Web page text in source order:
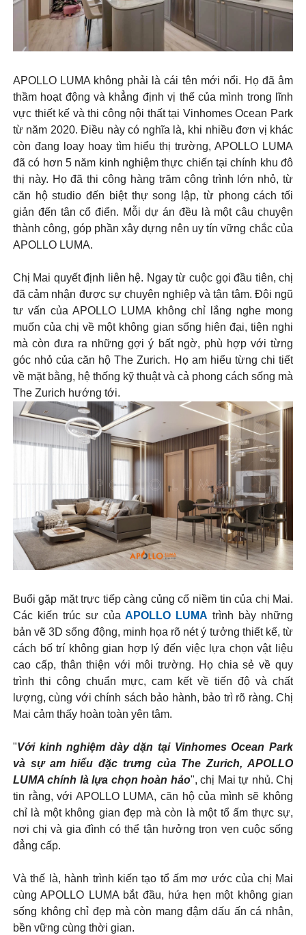
APOLLO LUMA không phải là cái tên mới nổi. Họ đã âm
thầm hoạt động và khẳng định vị thế của mình trong lĩnh
vực thiết kế và thi công nội thất tại Vinhomes Ocean Park
từ năm 2020. Điều này có nghĩa là, khi nhiều đơn vị khác
còn đang loay hoay tìm hiểu thị trường, APOLLO LUMA
đã có hơn 5 năm kinh nghiệm thực chiến tại chính khu đô
thị này. Họ đã thi công hàng trăm công trình lớn nhỏ, từ
căn hộ studio đến biệt thự song lập, từ phong cách tối
giản đến tân cổ điển. Mỗi dự án đều là một câu chuyện
thành công, góp phần xây dựng nên uy tín vững chắc của
APOLLO LUMA.
Chị Mai quyết định liên hệ. Ngay từ cuộc gọi đầu tiên, chị
đã cảm nhận được sự chuyên nghiệp và tận tâm. Đội ngũ
tư vấn của APOLLO LUMA không chỉ lắng nghe mong
muốn của chị về một không gian sống hiện đại, tiện nghi
mà còn đưa ra những gợi ý bất ngờ, phù hợp với từng
góc nhỏ của căn hộ The Zurich. Họ am hiểu từng chi tiết
về mặt bằng, hệ thống kỹ thuật và cả phong cách sống mà
The Zurich hướng tới.
Buổi gặp mặt trực tiếp càng củng cố niềm tin của chị Mai.
Các kiến trúc sư củaAPOLLO LUMA trình bày những
bản vẽ 3D sống động, minh họa rõ nét ý tưởng thiết kế, từ
cách bố trí không gian hợp lý đến việc lựa chọn vật liệu
cao cấp, thân thiện với môi trường. Họ chia sẻ về quy
trình thi công chuẩn mực, cam kết về tiến độ và chất
lượng, cùng với chính sách bảo hành, bảo trì rõ ràng. Chị
Mai cảm thấy hoàn toàn yên tâm.
"Với kinh nghiệm dày dặn tại Vinhomes Ocean Park
và sự am hiểu đặc trưng của The Zurich, APOLLO
LUMA chính là lựa chọn hoàn hảo", chị Mai tự nhủ. Chị
tin rằng, với APOLLO LUMA, căn hộ của mình sẽ không
chỉ là một không gian đẹp mà còn là một tổ ấm thực sự,
nơi chị và gia đình có thể tận hưởng trọn vẹn cuộc sống
đẳng cấp.
Và thế là, hành trình kiến tạo tổ ấm mơ ước của chị Mai
cùng APOLLO LUMA bắt đầu, hứa hẹn một không gian
sống không chỉ đẹp mà còn mang đậm dấu ấn cá nhân,
bền vững cùng thời gian.